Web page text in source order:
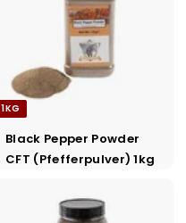
1KG
Black Pepper Powder
CFT (Pfefferpulver) 1kg